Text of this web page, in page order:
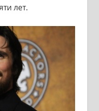
лет.